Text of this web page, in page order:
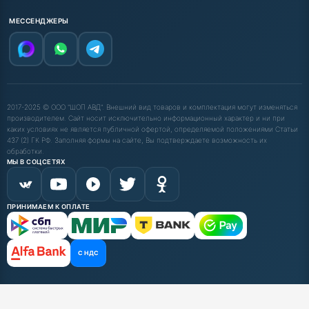
МЕССЕНДЖЕРЫ
2017-2025 © ООО "ШОП АВД". Внешний вид товаров и комплектация могут изменяться
производителем. Сайт носит исключительно информационный характер и ни при
каких условиях не является публичной офертой, определяемой положениями Статьи
437 (2) ГК РФ. Заполняя формы на сайте, Вы подтверждаете возможность их
обработки.
МЫ В СОЦСЕТЯХ
ПРИНИМАЕМ К ОПЛАТЕ
С НДС